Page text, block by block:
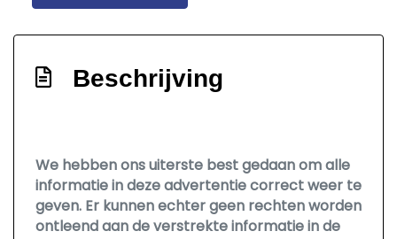
Buitenspiegels van binnenuit verstelbaar
Bumpers in carrosseriekleur
Centrale vergrendeling
Beschrijving
We hebben ons uiterste best gedaan om alle
informatie in deze advertentie correct weer te
geven. Er kunnen echter geen rechten worden
ontleend aan de verstrekte informatie in de